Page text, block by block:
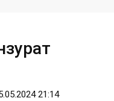
21:14